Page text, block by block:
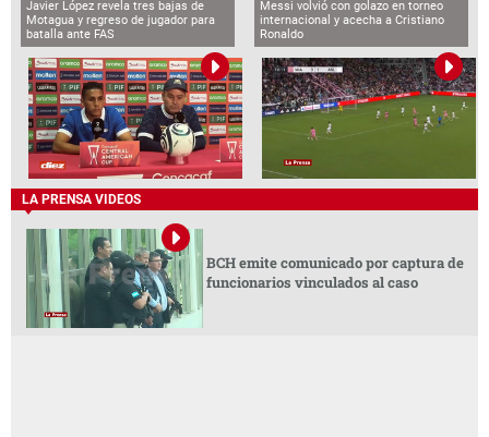
Javier López revela tres bajas de
Motagua y regreso de jugador para
batalla ante FAS
Messi volvió con golazo en torneo
internacional y acecha a Cristiano
Ronaldo
LA PRENSA VIDEOS
BCH emite comunicado por captura de
funcionarios vinculados al caso